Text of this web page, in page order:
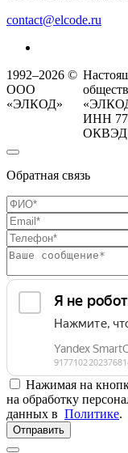
contact@elcode.ru
1992–2026 ©
ООО
«ЭЛКОД»
ИНН
ОКВЭД
Обратная связь
Нажимая на
на обработку
данных в Политике.
Отправить